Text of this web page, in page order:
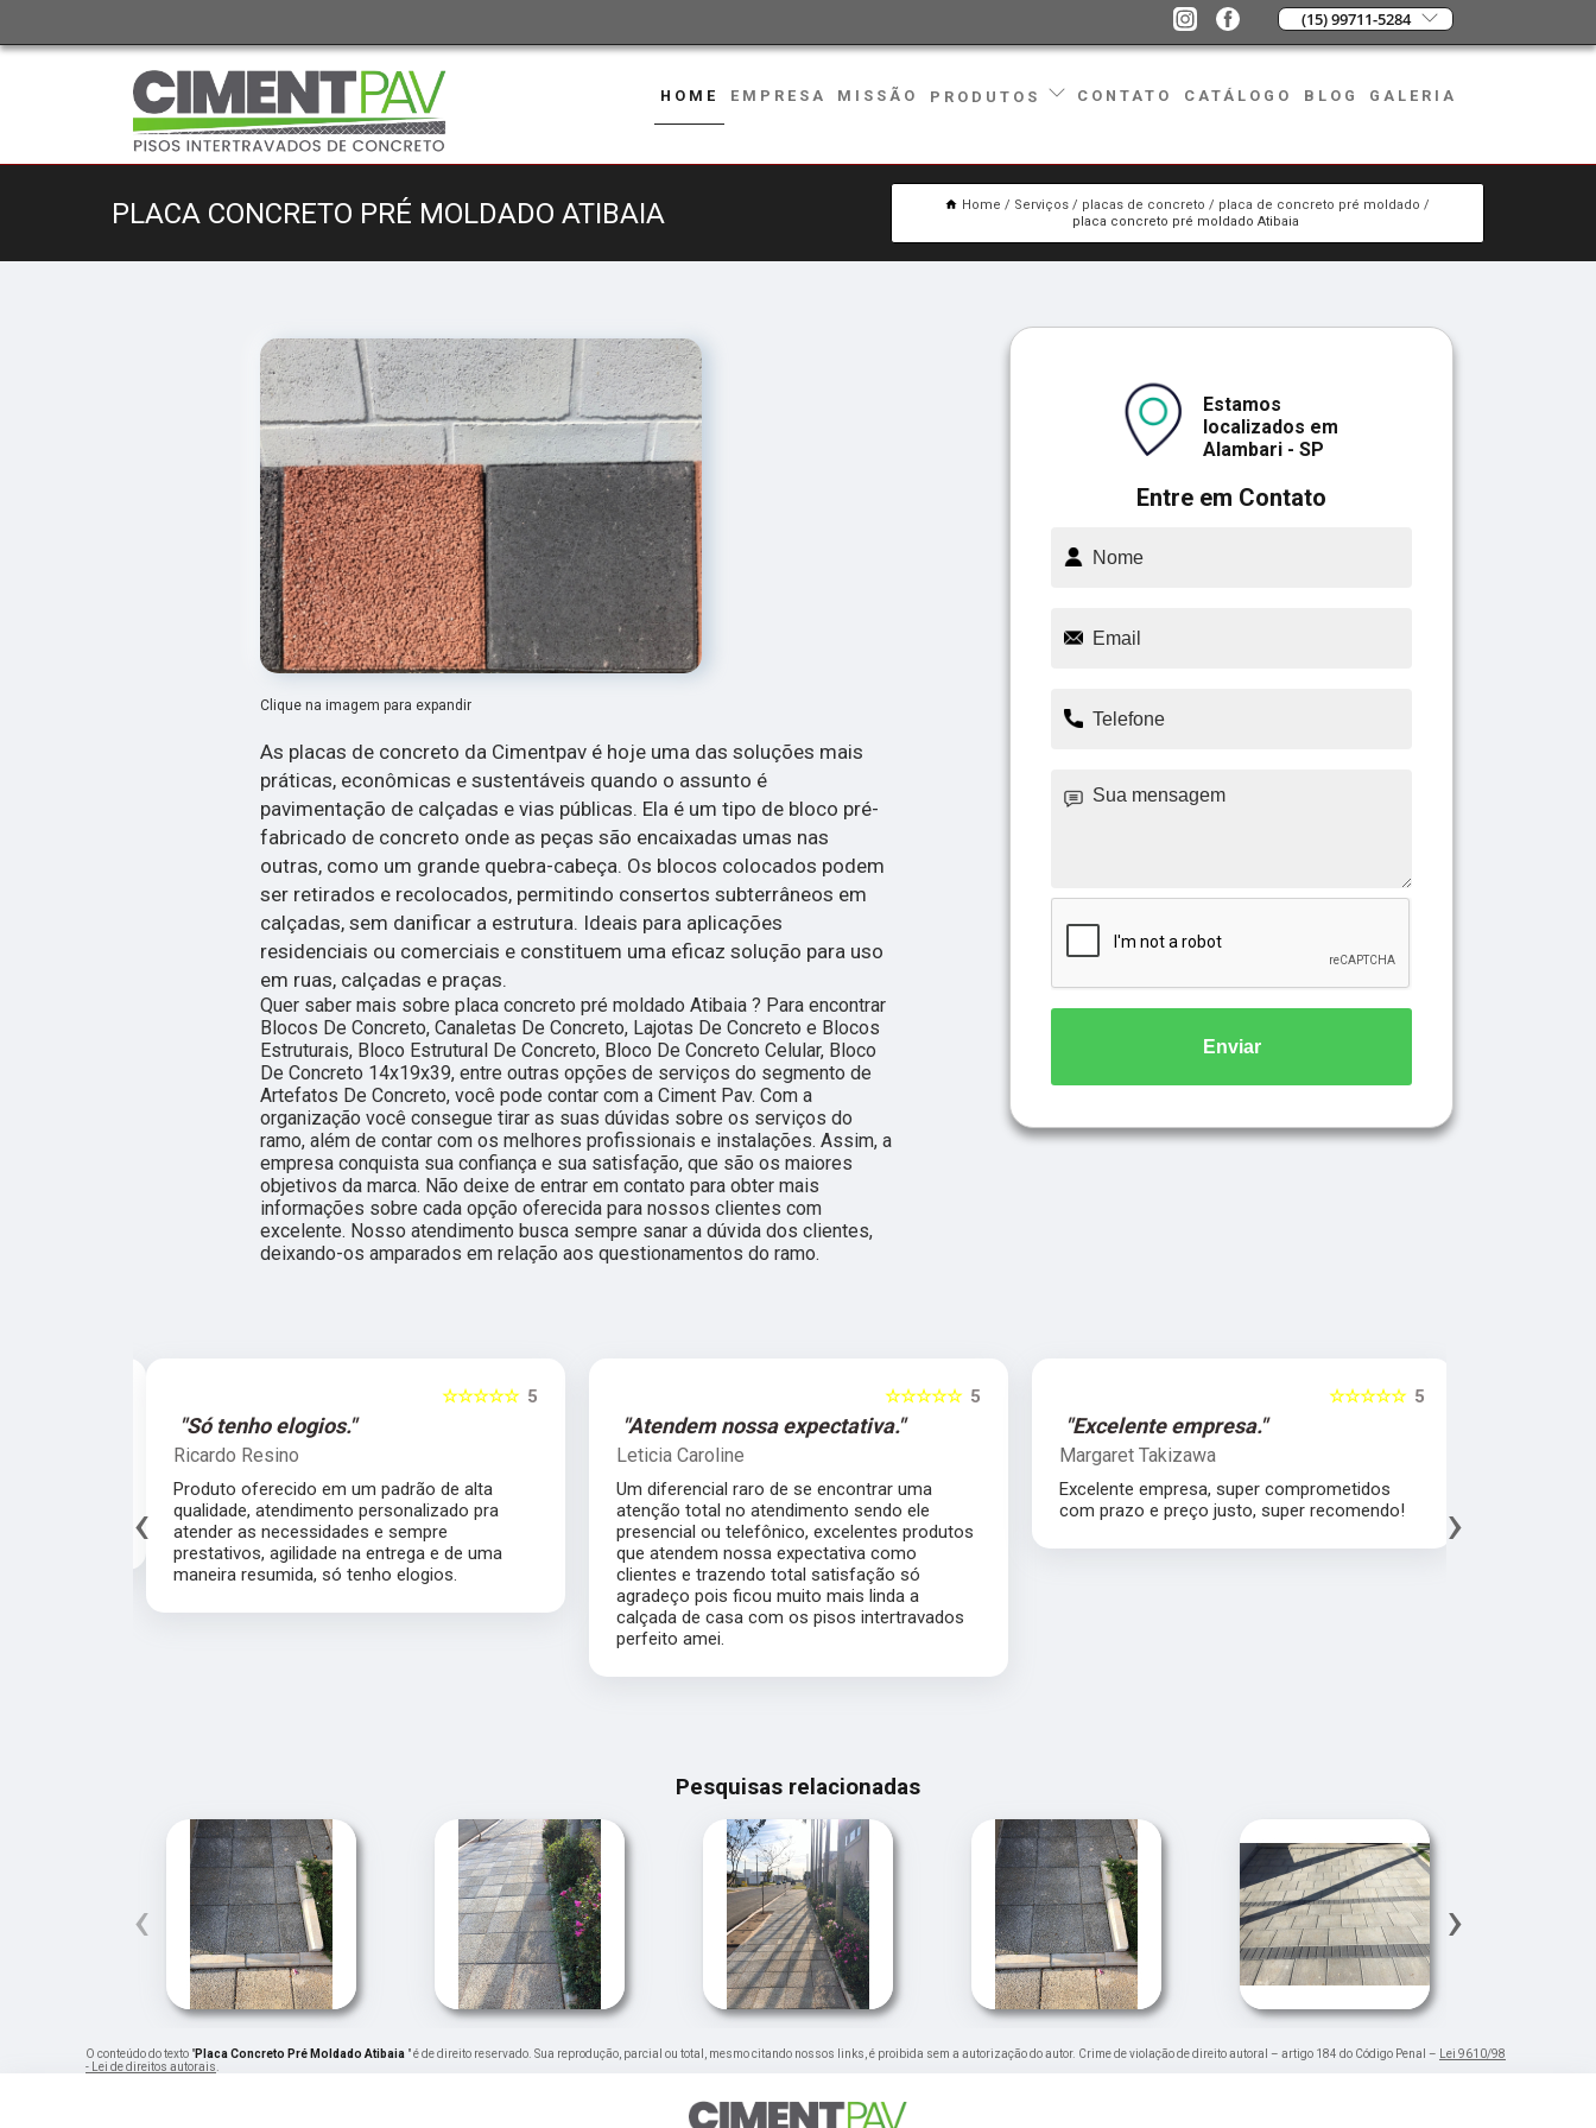
(15) 99711-5284
HOME EMPRESA MISSÃO PRODUTOS CONTATO CATÁLOGO BLOG GALERIA
PLACA CONCRETO PRÉ MOLDADO ATIBAIA Home Serviços placas de concreto
placa de concreto pré moldado
placa concreto pré moldado Atibaia
Clique na imagem para expandir
As placas de concreto da Cimentpav é hoje uma das soluções mais
práticas, econômicas e sustentáveis quando o assunto é
pavimentação de calçadas e vias públicas. Ela é um tipo de bloco pré-
fabricado de concreto onde as peças são encaixadas umas nas
outras, como um grande quebra-cabeça. Os blocos colocados podem
ser retirados e recolocados, permitindo consertos subterrâneos em
calçadas, sem danificar a estrutura. Ideais para aplicações
residenciais ou comerciais e constituem uma eficaz solução para uso
em ruas, calçadas e praças.
Quer saber mais sobre placa concreto pré moldado Atibaia ? Para encontrar
Blocos De Concreto, Canaletas De Concreto, Lajotas De Concreto e Blocos
Estruturais, Bloco Estrutural De Concreto, Bloco De Concreto Celular, Bloco
De Concreto 14x19x39, entre outras opções de serviços do segmento de
Artefatos De Concreto, você pode contar com a Ciment Pav. Com a
organização você consegue tirar as suas dúvidas sobre os serviços do
ramo, além de contar com os melhores profissionais e instalações. Assim, a
empresa conquista sua confiança e sua satisfação, que são os maiores
objetivos da marca. Não deixe de entrar em contato para obter mais
informações sobre cada opção oferecida para nossos clientes com
excelente. Nosso atendimento busca sempre sanar a dúvida dos clientes,
deixando-os amparados em relação aos questionamentos do ramo.
Entre em Contato
Estamos
localizados em
Alambari - SP
Enviar
5
☆☆☆☆☆
"Só tenho elogios."
Ricardo Resino
Produto oferecido em um padrão de alta
qualidade, atendimento personalizado pra
atender as necessidades e sempre
prestativos, agilidade na entrega e de uma
maneira resumida, só tenho elogios.
5
☆☆☆☆☆
"Atendem nossa expectativa."
Leticia Caroline
Um diferencial raro de se encontrar uma
atenção total no atendimento sendo ele
presencial ou telefônico, excelentes produtos
que atendem nossa expectativa como
clientes e trazendo total satisfação só
agradeço pois ficou muito mais linda a
calçada de casa com os pisos intertravados
perfeito amei.
5
☆☆☆☆☆
"Excelente empresa."
Margaret Takizawa
Excelente empresa, super comprometidos
com prazo e preço justo, super recomendo!
‹ ›
Pesquisas relacionadas
‹ ›
O conteúdo do texto "Placa Concreto Pré Moldado Atibaia " é de direito reservado. Sua reprodução, parcial ou total, mesmo citando nossos links, é proibida sem a autorização do autor. Crime de violação de direito autoral – artigo 184 do Código Penal – Lei 9610/98
- Lei de direitos autorais.